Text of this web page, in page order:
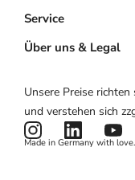
Kassensystem
Komplettlösung
Hardware
Preise
Online-
Kundenmanagement
Zahlungen
Kartenlesegerät
Service
Key Account
Potenzialrechner
Über uns & Legal
Impressum
AGB
Unsere Preise
und verstehen sich
Made in Germany with love.